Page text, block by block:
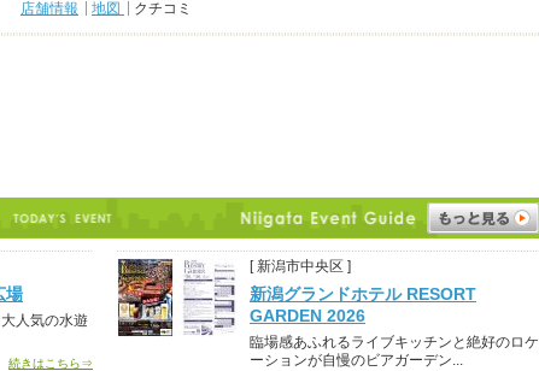
店舗情報 地図 クチコミ
場
人気の水遊
続きはこちら⇒
[ 新潟市中央区 ]
新潟グランドホテル RESORT
GARDEN 2026
臨場感あふれるライブキッチンと絶好のロケ
ーションが自慢のビアガーデン...